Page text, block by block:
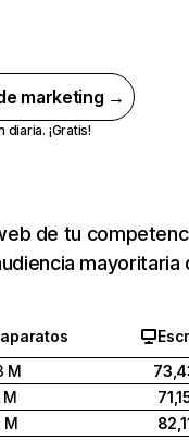
marketing →
¡Gratis!
de tu
M
M
M